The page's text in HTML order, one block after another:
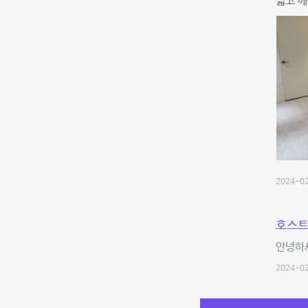
2024-
호스
안녕
2024-